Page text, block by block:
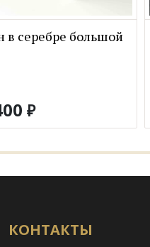
в серебре большой
₽
КОНТАКТЫ